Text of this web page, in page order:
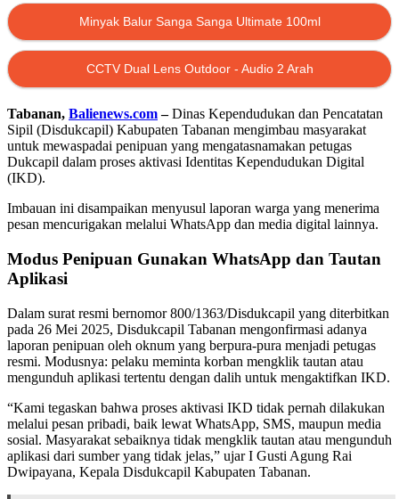
Minyak Balur Sanga Sanga Ultimate 100ml
CCTV Dual Lens Outdoor - Audio 2 Arah
Tabanan, Balienews.com–Dinas Kependudukan dan Pencatatan
Sipil (Disdukcapil) Kabupaten Tabanan mengimbau masyarakat
untuk mewaspadai penipuan yang mengatasnamakan petugas
Dukcapil dalam proses aktivasi Identitas Kependudukan Digital
(IKD).
Imbauan ini disampaikan menyusul laporan warga yang menerima
pesan mencurigakan melalui WhatsApp dan media digital lainnya.
Modus Penipuan Gunakan WhatsApp dan Tautan
Aplikasi
Dalam surat resmi bernomor 800/1363/Disdukcapil yang diterbitkan
pada 26 Mei 2025, Disdukcapil Tabanan mengonfirmasi adanya
laporan penipuan oleh oknum yang berpura-pura menjadi petugas
resmi. Modusnya: pelaku meminta korban mengklik tautan atau
mengunduh aplikasi tertentu dengan dalih untuk mengaktifkan IKD.
“Kami tegaskan bahwa proses aktivasi IKD tidak pernah dilakukan
melalui pesan pribadi, baik lewat WhatsApp, SMS, maupun media
sosial. Masyarakat sebaiknya tidak mengklik tautan atau mengunduh
aplikasi dari sumber yang tidak jelas,” ujar I Gusti Agung Rai
Dwipayana, Kepala Disdukcapil Kabupaten Tabanan.